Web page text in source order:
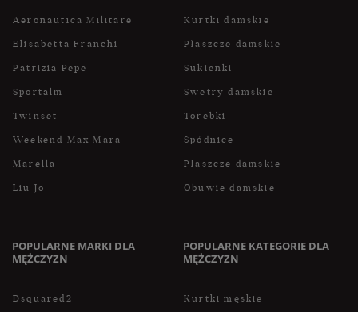
Aeronautica Militare
Elisabetta Franchi
Patrizia Pepe
Sportalm
Twinset
Weekend Max Mara
Marella
Liu Jo
Kurtki damskie
Płaszcze damskie
Sukienki
Swetry damskie
Torebki
Spódnice
Płaszcze damskie
Obuwie damskie
POPULARNE MARKI DLA
MĘŻCZYZN
Dsquared2
POPULARNE KATEGORIE DLA
MĘŻCZYZN
Kurtki męskie